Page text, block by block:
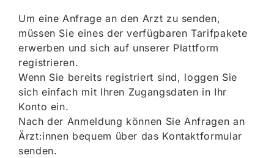
Um eine Anfrage an den Arzt zu senden,
müssen Sie eines der verfügbaren Tarifpakete
erwerben und sich auf unserer Plattform
registrieren.
Wenn Sie bereits registriert sind, loggen Sie
sich einfach mit Ihren Zugangsdaten in Ihr
Konto ein.
Nach der Anmeldung können Sie Anfragen an
Ärzt:innen bequem über das Kontaktformular
senden.